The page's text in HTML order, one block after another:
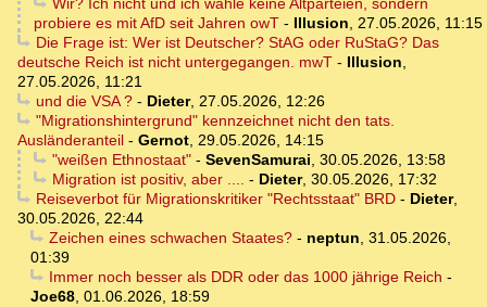
Wir? Ich nicht und ich wähle keine Altparteien, sondern
probiere es mit AfD seit Jahren owT - Illusion, 27.05.2026, 11:15
Die Frage ist: Wer ist Deutscher? StAG oder RuStaG? Das
deutsche Reich ist nicht untergegangen. mwT - Illusion,
27.05.2026, 11:21
und die VSA ?- Dieter, 27.05.2026, 12:26
"Migrationshintergrund" kennzeichnet nicht den tats.
Ausländeranteil - Gernot, 29.05.2026, 14:15
"weißen Ethnostaat"- SevenSamurai, 30.05.2026, 13:58
Migration ist positiv, aber .... - Dieter, 30.05.2026, 17:32
Reiseverbot für Migrationskritiker "Rechtsstaat" BRD- Dieter,
30.05.2026, 22:44
Zeichen eines schwachen Staates?- neptun, 31.05.2026,
01:39
Immer noch besser als DDR oder das 1000 jährige Reich -
Joe68, 01.06.2026, 18:59